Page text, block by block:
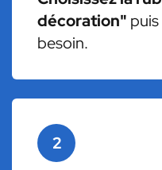
décoration"
besoin.
2